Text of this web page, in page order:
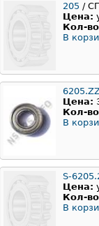
205 /
Цена:
Кол-
В
Цена:
Кол-
В
S-
Цена:
Кол-
В